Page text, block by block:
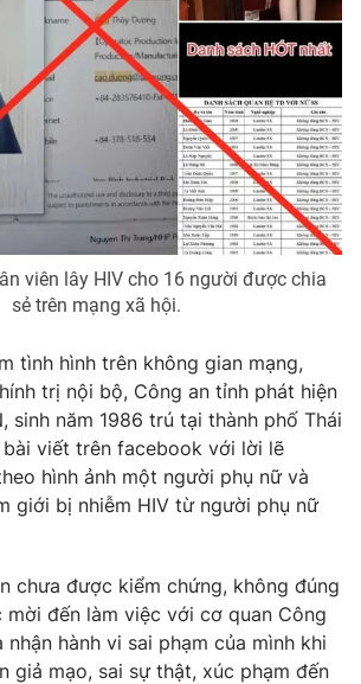
Podcast
Infographic
Shorts video
VTV Thể thao
Bất động sản
Vươn mình bằng AI
VTV8
viên lây HIV cho 16 người được chia
sẻ trên mạng xã hội.
tình hình trên không gian mạng,
trị nội bộ, Công an tỉnh phát hiện
sinh năm 1986 trú tại thành phố Thái
viết trên facebook với lời lẽ
hình ảnh một người phụ nữ và
giới bị nhiễm HIV từ người phụ nữ
chưa được kiểm chứng, không đúng
mời đến làm việc với cơ quan Công
nhận hành vi sai phạm của mình khi
giả mạo, sai sự thật, xúc phạm đến